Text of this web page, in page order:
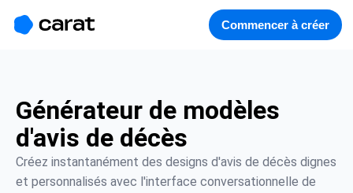
소개
Commencer à créer
Générateur de modèles
d'avis de décès
Créez instantanément des designs d'avis de décès dignes
et personnalisés avec l'interface conversationnelle de